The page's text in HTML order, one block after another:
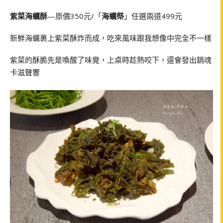
紫菜海蠣酥—原價350元/「海蠣祭 」任選兩道499元
新鮮海蠣裹上紫菜酥炸而成，吃來風味跟我想像中完全不一樣
紫菜的酥脆先是喚醒了味覺，上桌時趁熱咬下，還會發出銷魂
卡滋聲響